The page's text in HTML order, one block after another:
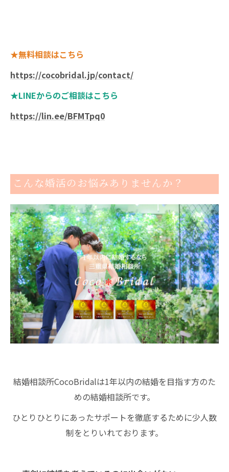
★無料相談はこちら
https://cocobridal.jp/contact/
★LINEからのご相談はこちら
https://lin.ee/BFMTpq0
こんな婚活のお悩みありませんか？
結婚相談所CocoBridalは1年以内の結婚を目指す方のた
めの結婚相談所です。
ひとりひとりにあったサポートを徹底するために少人数
制をとりいれております。